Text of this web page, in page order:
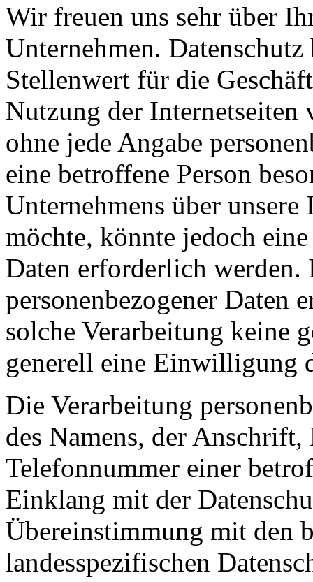
Wir freuen uns sehr über
Unternehmen.
Stellenwert für die
Nutzung der
ohne jede Angabe
eine betroffene Person
Unternehmens über
möchte, könnte jedoch
Daten erforderlich werden.
personenbezogener Daten
solche Verarbeitung keine
generell eine Einwilligung
Die Verarbeitung
des Namens, der
Telefonnummer einer
Einklang mit der
Übereinstimmung mit den
landesspezifischen